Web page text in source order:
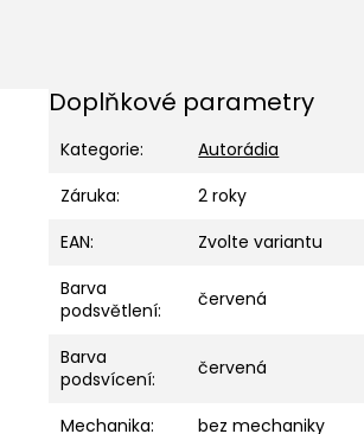
Doplňkové parametry
Kategorie:
Autorádia
Záruka:
2 roky
EAN:
Zvolte variantu
Barva
podsvětlení: červená
Barva
podsvícení: červená
Mechanika:
bez mechaniky